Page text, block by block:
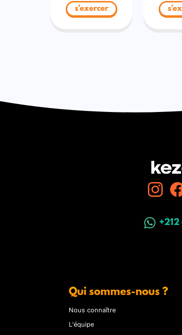
s'exercer
Qui sommes-nous ?
Nous connaître
L'équipe